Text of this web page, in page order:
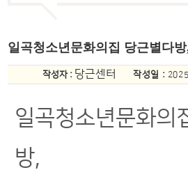
작성자 : 당근센터 작성일 :
일곡청소년문화의
방,